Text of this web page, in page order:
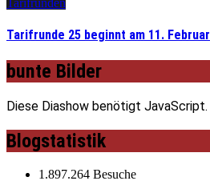
Tarifrunden
Tarifrunde 25 beginnt am 11. Februar
bunte Bilder
Diese Diashow benötigt JavaScript.
Blogstatistik
1.897.264 Besuche